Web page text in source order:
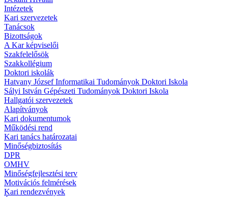
Intézetek
Kari szervezetek
Tanácsok
Bizottságok
A Kar képviselői
Szakfelelősök
Szakkollégium
Doktori iskolák
Hatvany József Informatikai Tudományok Doktori Iskola
Sályi István Gépészeti Tudományok Doktori Iskola
Hallgatói szervezetek
Alapítványok
Kari dokumentumok
Működési rend
Kari tanács határozatai
Minőségbiztosítás
DPR
OMHV
Minőségfejlesztési terv
Motivációs felmérések
Kari rendezvények